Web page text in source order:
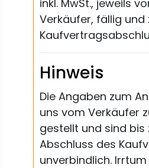
inkl. MwSt., jeweils
Verkäufer, fällig und
Hinweis
Die Angaben zum
uns vom Verkäufer
gestellt und sind bis
Abschluss des
unverbindlich.